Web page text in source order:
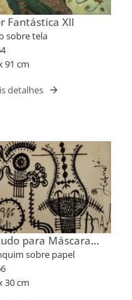
Fantástica XII
sobre tela
91 cm
detalhes
para Máscara
sobre papel
30 cm